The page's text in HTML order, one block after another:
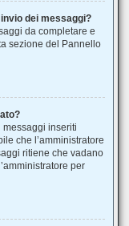
dei messaggi?
da completare e
sezione del Pannello
messaggi inseriti
che l’amministratore
ritiene che vadano
per